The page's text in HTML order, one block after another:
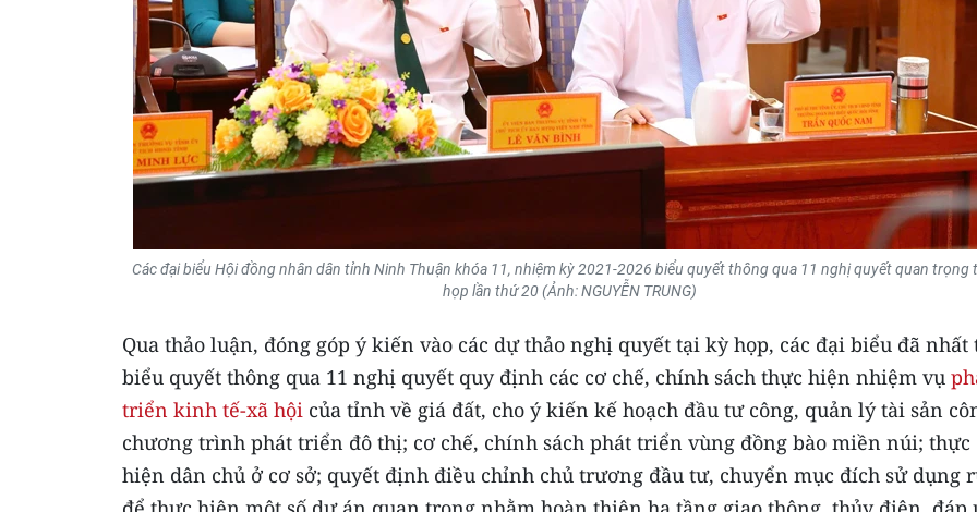
Các đại biểu Hội đồng nhân dân tỉnh Ninh Thuận khóa 11, nhiệm kỳ 2021-2026 biểu quyết thông qua 11 nghị quyết quan trọng
họp lần thứ 20 (Ảnh: NGUYỄN TRUNG)
Qua thảo luận, đóng góp ý kiến vào các dự thảo nghị quyết tại kỳ họp, các đại biểu đã nhất
biểu quyết thông qua 11 nghị quyết quy định các cơ chế, chính sách thực hiện nhiệm vụ
triển kinh tế-xã hội của tỉnh về giá đất, cho ý kiến kế hoạch đầu tư công, quản lý tài sản
chương trình phát triển đô thị; cơ chế, chính sách phát triển vùng đồng bào miền núi; thực
hiện dân chủ ở cơ sở; quyết định điều chỉnh chủ trương đầu tư, chuyển mục đích sử dụng